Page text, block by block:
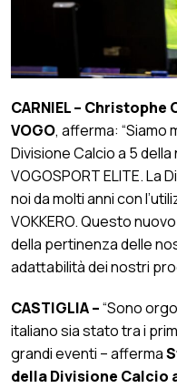
CARNIEL – Christophe
VOGO, afferma: “Siamo
Divisione Calcio a 5
VOGOSPORT ELITE. La
noi da molti anni con
VOKKERO. Questo
della pertinenza delle
adattabilità dei nostri
CASTIGLIA –“Sono
italiano sia stato tra i
grandi eventi – afferma
della Divisione Calcio